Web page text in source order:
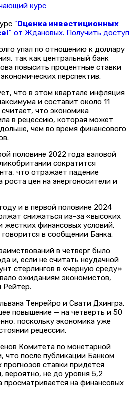
курс
"Оценка инвестиционных
" от Ждановых. Получить доступ
упал по отношению к доллару
так как центральный банк
повысить процентные ставки
перспектив.
что в этом квартале инфляция
и составит около 11
что экономика
в рецессию, которая может
чем во время финансового
половине 2022 года валовой
сократится
что отражает падение
цен на энергоносители и
и в первой половине 2024
снижаться из-за «высоких
жестких финансовых условий,
в сообщении Банка.
в четверг было
и, если не считать неудачной
стерлингов в «черную среду»
ожиданиям экономистов,
Рейтер.
Тенрейро и Свати Дхингра,
повышение — на четверть и 50
поскольку экономика уже
рецессии.
Комитета по монетарной
что после публикации Банком
прогнозов ставки придется
вероятно, не до уровня 5,2
просматривается на финансовых